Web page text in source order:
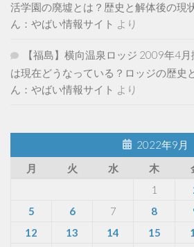
活学園の廃墟とは？歴史と解体後の現
ん：やばい情報サイト より
【福島】横向温泉ロッジ 2009年4月
は現在どうなっている？ロッジの歴史
ん：やばい情報サイト より
2022年9月
月
火 水 木
1
5
6 7 8
12
13 14 15